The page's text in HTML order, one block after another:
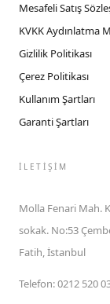
Mesafeli Satış
KVKK Aydınlatma
Gizlilik Politikası
Çerez Politikası
Kullanım Şartları
Garanti Şartları
İLETIŞIM
Molla Fenari Mah.
sokak. No:53
Fatih, İstanbul
Telefon:0212 520